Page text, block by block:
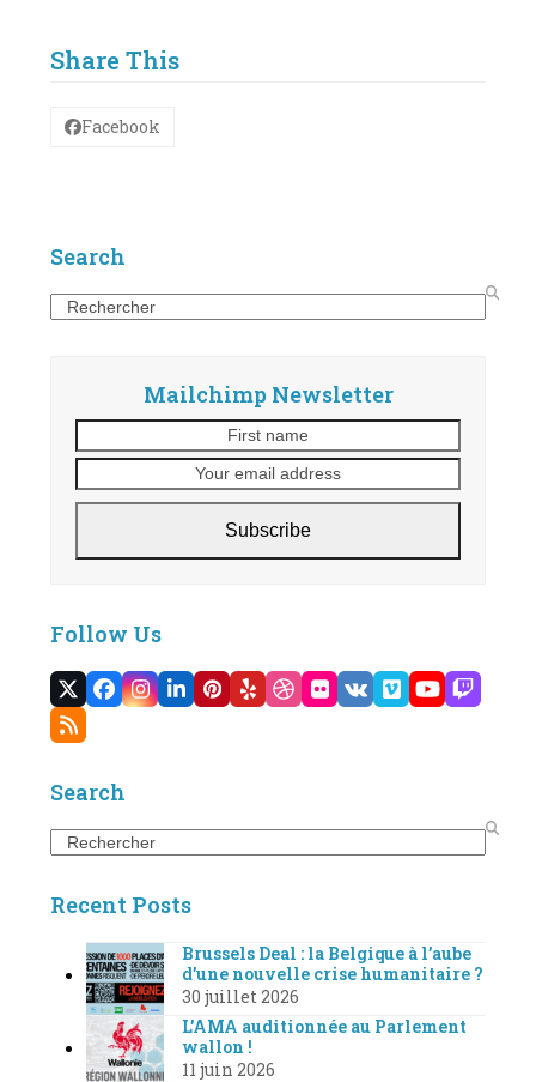
Share This
Facebook
Search
Search
Mailchimp Newsletter
name
email
Subscribe
Follow Us
Twitter
(deprecated)
Facebook
Instagram
LinkedIn
Pinterest
YelpDribbble
Flickr
VKVimeoYouTube
RSS
Search
Search
Recent Posts
Brussels Deal : la Belgique à l’aube
d’une nouvelle crise humanitaire ?
30 juillet 2026
L’AMA auditionnée au Parlement
wallon !
11 juin 2026